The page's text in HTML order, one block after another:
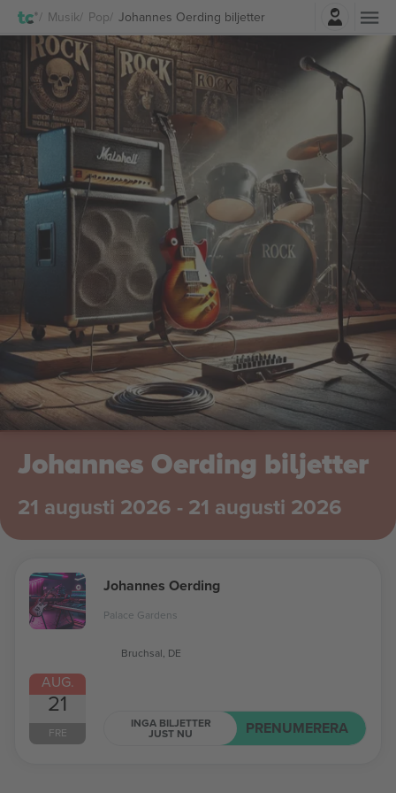
Musik Pop Johannes Oerding biljetter
Logga in
Johannes Oerding biljetter
21 augusti 2026 - 21 augusti 2026
AUG.
21
FRE
Johannes Oerding
Palace Gardens
Bruchsal, DE
INGA BILJETTER
JUST NU PRENUMERERA